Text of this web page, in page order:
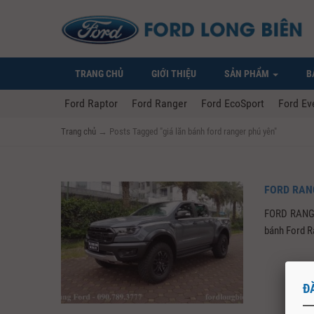
TRANG CHỦ GIỚI THIỆU SẢN PHẨM
Ford Raptor Ford Ranger Ford EcoSport Ford
Trang chủ → Posts Tagged "giá lăn bánh ford ranger phú yên"
FORD
FORD
bánh Ford